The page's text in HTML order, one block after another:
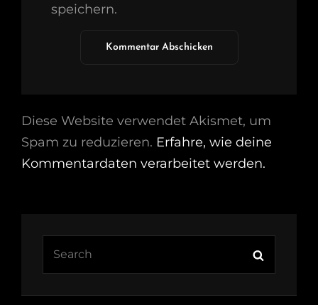
speichern.
Diese Website verwendet Akismet, um
Spam zu reduzieren. Erfahre, wie deine
Kommentardaten verarbeitet werden.